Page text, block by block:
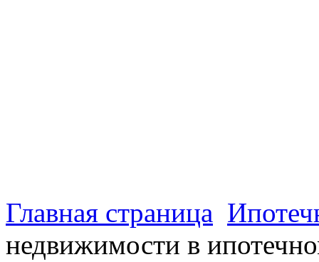
Главная страница
недвижимости в